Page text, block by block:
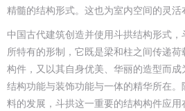
精髓的结构形式。这也为室内空间的灵活
中国古代建筑创造并使用斗拱结构形式，
所特有的形制，它既是梁和柱之间传递
构件，又以其自身优美、华丽的造型而
结构功能与装饰功能与一体的精华所在
料的发展，斗拱这一重要的结构构件应用